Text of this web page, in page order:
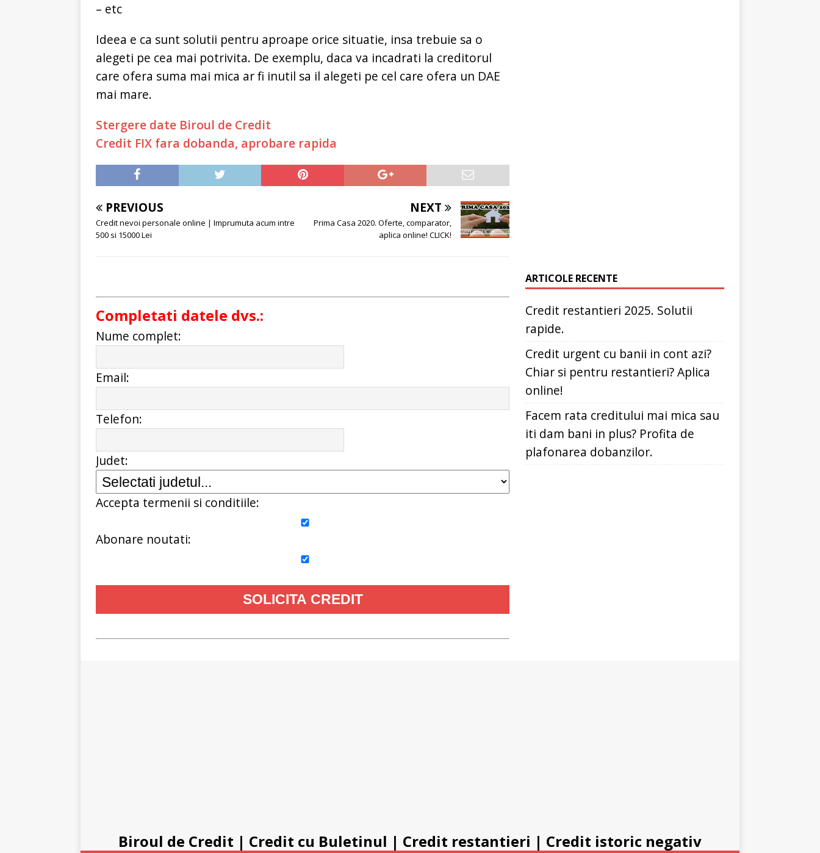
– etc
Ideea e ca sunt solutii pentru aproape orice situatie, insa trebuie sa o
alegeti pe cea mai potrivita. De exemplu, daca va incadrati la creditorul
care ofera suma mai mica ar fi inutil sa il alegeti pe cel care ofera un DAE
mai mare.
Stergere date Biroul de Credit
Credit FIX fara dobanda, aprobare rapida
PREVIOUS
Credit nevoi personale online | Imprumuta acum intre
500 si 15000 Lei
NEXT
Prima Casa 2020. Oferte, comparator,
aplica online! CLICK!
Completati datele dvs.:
Nume complet:
Email:
Telefon:
Judet:
Accepta termenii si conditiile:
Abonare noutati:
ARTICOLE RECENTE
Credit restantieri 2025. Solutii
rapide.
Credit urgent cu banii in cont azi?
Chiar si pentru restantieri? Aplica
online!
Facem rata creditului mai mica sau
iti dam bani in plus? Profita de
plafonarea dobanzilor.
Biroul de Credit | Credit cu Buletinul | Credit restantieri | Credit istoric negativ